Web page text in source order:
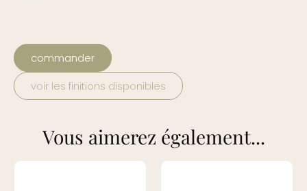
commander
voir les finitions disponibles
Vous aimerez également...